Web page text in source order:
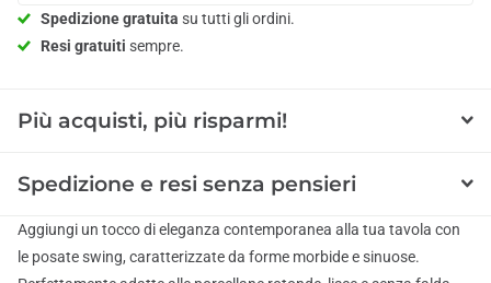
Spedizione gratuita su tutti gli ordini.
Resi gratuiti sempre.
Più acquisti, più risparmi!
Spedizione e resi senza pensieri
Aggiungi un tocco di eleganza contemporanea alla tua tavola con
le posate swing, caratterizzate da forme morbide e sinuose.